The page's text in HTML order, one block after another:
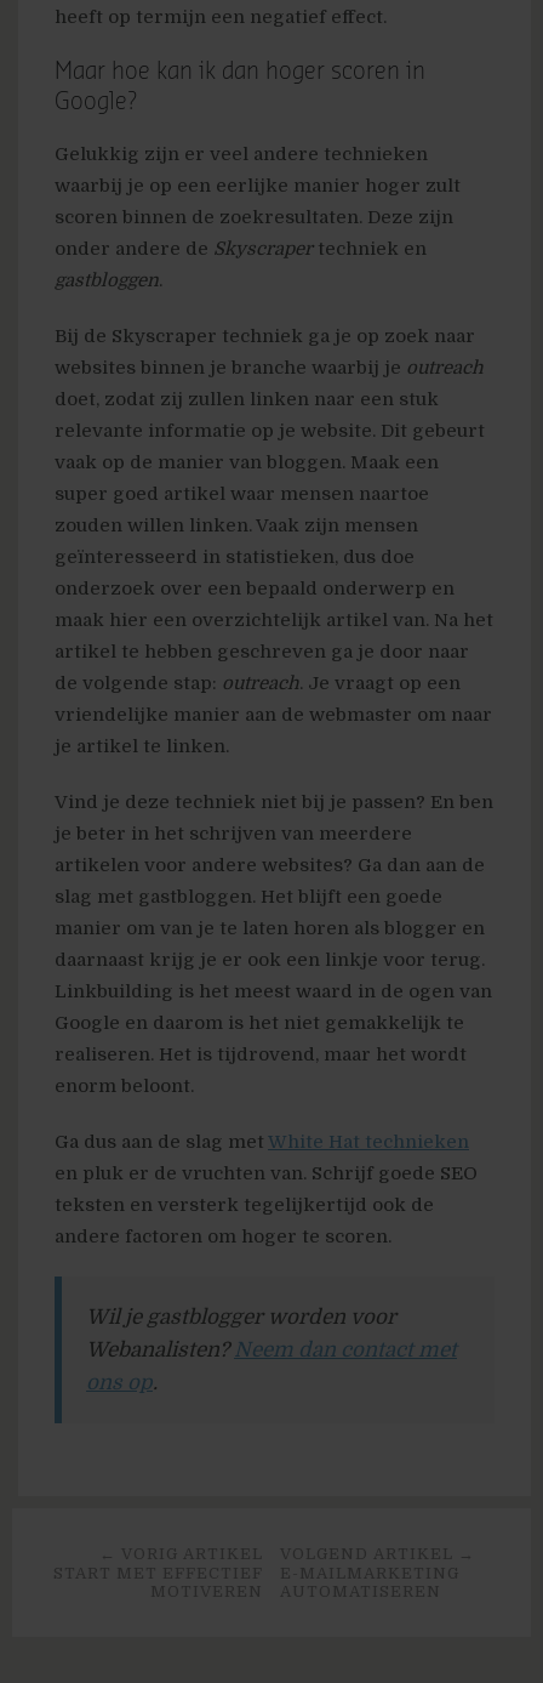
heeft op termijn een negatief effect.
Maar hoe kan ik dan hoger scoren in
Google?
Gelukkig zijn er veel andere technieken
waarbij je op een eerlijke manier hoger zult
scoren binnen de zoekresultaten. Deze zijn
onder andere de Skyscrapertechniek en
gastbloggen.
Bij de Skyscraper techniek ga je op zoek naar
websites binnen je branche waarbij je outreach
doet, zodat zij zullen linken naar een stuk
relevante informatie op je website. Dit gebeurt
vaak op de manier van bloggen. Maak een
super goed artikel waar mensen naartoe
zouden willen linken. Vaak zijn mensen
geïnteresseerd in statistieken, dus doe
onderzoek over een bepaald onderwerp en
maak hier een overzichtelijk artikel van. Na het
artikel te hebben geschreven ga je door naar
de volgende stap: outreach. Je vraagt op een
vriendelijke manier aan de webmaster om naar
je artikel te linken.
Vind je deze techniek niet bij je passen? En ben
je beter in het schrijven van meerdere
artikelen voor andere websites? Ga dan aan de
slag met gastbloggen. Het blijft een goede
manier om van je te laten horen als blogger en
daarnaast krijg je er ook een linkje voor terug.
Linkbuilding is het meest waard in de ogen van
Google en daarom is het niet gemakkelijk te
realiseren. Het is tijdrovend, maar het wordt
enorm beloont.
Ga dus aan de slag met White Hat technieken
en pluk er de vruchten van. Schrijf goede SEO
teksten en versterk tegelijkertijd ook de
andere factoren om hoger te scoren.
Wil je gastblogger worden voor
Webanalisten?Neem dan contact met
ons op.
VOLGEND ARTIKEL →
E-MAILMARKETING
AUTOMATISEREN
← VORIG ARTIKEL
START MET EFFECTIEF
MOTIVEREN